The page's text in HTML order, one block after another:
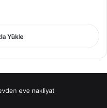
Yükle
eve nakliyat